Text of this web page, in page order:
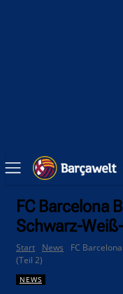
FC Barcelona
Schwarz-
Start News
FC
(Teil 2)
NEWS